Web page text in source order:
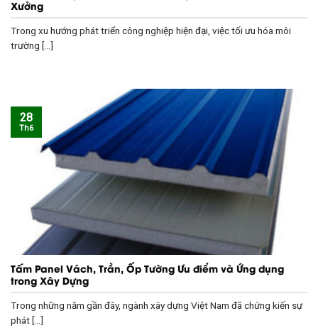
Xưởng
Trong xu hướng phát triển công nghiệp hiện đại, việc tối ưu hóa môi
trường [...]
Tấm Panel Vách, Trần, Ốp Tường Ưu điểm và Ứng dụng
trong Xây Dựng
Trong những năm gần đây, ngành xây dựng Việt Nam đã chứng kiến sự
phát [...]
28
Th6